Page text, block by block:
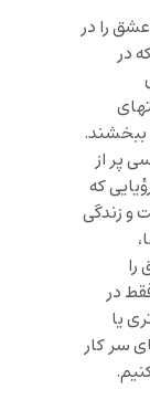
را در
در
ببخشند.
پر از
که
و زندگی
در
یا
سر کار